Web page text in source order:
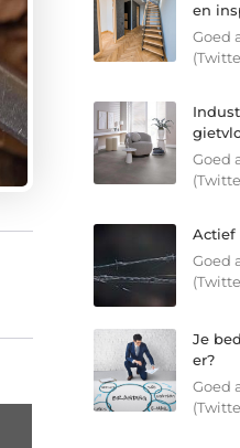
en
Goed
Goed
Actief
Goed
Je
er?
Goed